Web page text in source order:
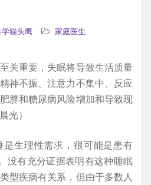
学猫头鹰 家庭医生
关重要，失眠将导致生活质量
神不振、注意力不集中、反应
胖和糖尿病风险增加和导致现
光）
生理性需求，很可能是患有
没有充分证据表明有这种睡眠
型疾病有关系，但由于多数人